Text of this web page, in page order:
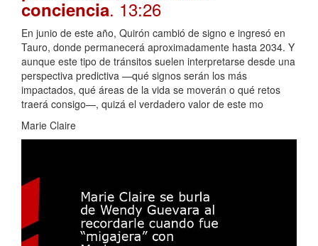
conciencia. 13:26
En junio de este año, Quirón cambió de signo e ingresó en
Tauro, donde permanecerá aproximadamente hasta 2034. Y
aunque este tipo de tránsitos suelen interpretarse desde una
perspectiva predictiva —qué signos serán los más
impactados, qué áreas de la vida se moverán o qué retos
traerá consigo—, quizá el verdadero valor de este mo
Marie Claire